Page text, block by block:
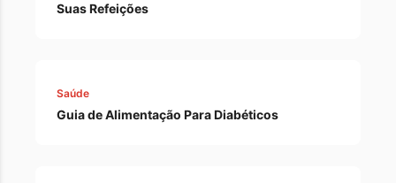
Suas Refeições
Saúde
Guia de Alimentação Para Diabéticos